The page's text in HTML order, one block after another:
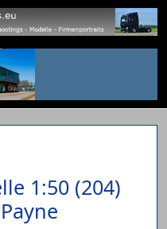
1:50 (204)